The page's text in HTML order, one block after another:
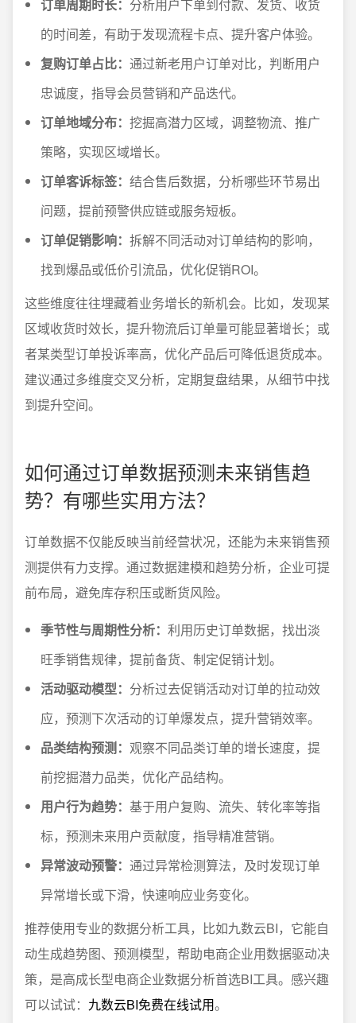
订单周期时长： 分析用户下单到付款、发货、收货
的时间差，有助于发现流程卡点、提升客户体验。
复购订单占比： 通过新老用户订单对比，判断用户
忠诚度，指导会员营销和产品迭代。
订单地域分布： 挖掘高潜力区域，调整物流、推广
策略，实现区域增长。
订单客诉标签： 结合售后数据，分析哪些环节易出
问题，提前预警供应链或服务短板。
订单促销影响： 拆解不同活动对订单结构的影响，
找到爆品或低价引流品，优化促销ROI。
这些维度往往埋藏着业务增长的新机会。比如，发现某
区域收货时效长，提升物流后订单量可能显著增长；或
者某类型订单投诉率高，优化产品后可降低退货成本。
建议通过多维度交叉分析，定期复盘结果，从细节中找
到提升空间。
如何通过订单数据预测未来销售趋
势？有哪些实用方法？
订单数据不仅能反映当前经营状况，还能为未来销售预
测提供有力支撑。通过数据建模和趋势分析，企业可提
前布局，避免库存积压或断货风险。
季节性与周期性分析： 利用历史订单数据，找出淡
旺季销售规律，提前备货、制定促销计划。
活动驱动模型： 分析过去促销活动对订单的拉动效
应，预测下次活动的订单爆发点，提升营销效率。
品类结构预测： 观察不同品类订单的增长速度，提
前挖掘潜力品类，优化产品结构。
用户行为趋势： 基于用户复购、流失、转化率等指
标，预测未来用户贡献度，指导精准营销。
异常波动预警： 通过异常检测算法，及时发现订单
异常增长或下滑，快速响应业务变化。
推荐使用专业的数据分析工具，比如九数云BI，它能自
动生成趋势图、预测模型，帮助电商企业用数据驱动决
策，是高成长型电商企业数据分析首选BI工具。感兴趣
可以试试： 九数云BI免费在线试用。